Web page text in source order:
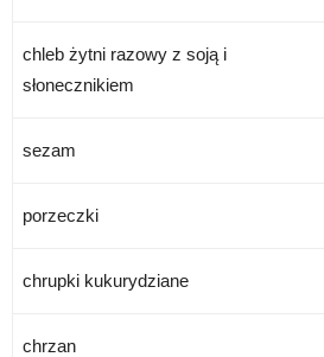
chleb żytni razowy z soją i
słonecznikiem
sezam
porzeczki
chrupki kukurydziane
chrzan